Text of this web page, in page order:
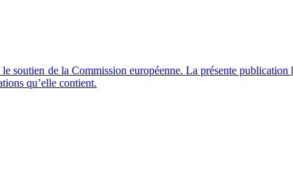
soutien de la Commission européenne. La présente
qu’elle contient.